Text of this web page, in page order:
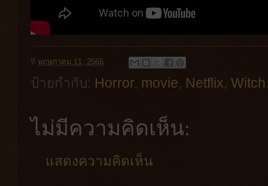
ที่ พฤษภาคม 11, 2566
ป้ายกำกับ: Horror, movie, Netflix, Witch
ไม่มีความคิดเห็น:
แสดงความคิดเห็น